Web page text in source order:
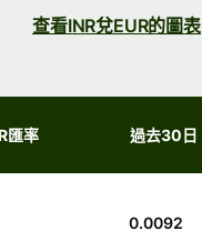
查看INR兌EUR的圖表
匯率 過去30日
0.0092